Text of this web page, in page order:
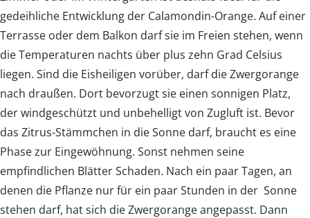
gedeihliche Entwicklung der Calamondin-Orange. Auf einer
Terrasse oder dem Balkon darf sie im Freien stehen, wenn
die Temperaturen nachts über plus zehn Grad Celsius
liegen. Sind die Eisheiligen vorüber, darf die Zwergorange
nach draußen. Dort bevorzugt sie einen sonnigen Platz,
der windgeschützt und unbehelligt von Zugluft ist. Bevor
das Zitrus-Stämmchen in die Sonne darf, braucht es eine
Phase zur Eingewöhnung. Sonst nehmen seine
empfindlichen Blätter Schaden. Nach ein paar Tagen, an
denen die Pflanze nur für ein paar Stunden in der Sonne
stehen darf, hat sich die Zwergorange angepasst. Dann